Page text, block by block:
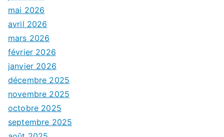
mai 2026
avril 2026
mars 2026
février 2026
janvier 2026
décembre 2025
novembre 2025
octobre 2025
septembre 2025